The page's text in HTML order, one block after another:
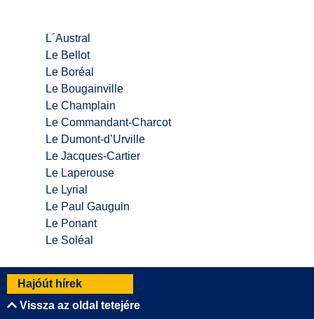
L´Austral
Le Bellot
Le Boréal
Le Bougainville
Le Champlain
Le Commandant-Charcot
Le Dumont-d’Urville
Le Jacques-Cartier
Le Laperouse
Le Lyrial
Le Paul Gauguin
Le Ponant
Le Soléal
Hajóút hírek
Vissza az oldal tetejére